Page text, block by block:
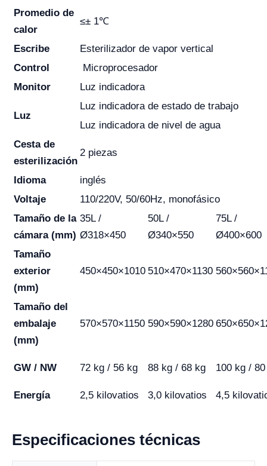
Promedio de
calor
≤± 1℃
Escribe
Esterilizador de vapor vertical
Control
Microprocesador
Monitor
Luz indicadora
Luz
Luz indicadora de estado de trabajo
Luz indicadora de nivel de agua
Cesta de
esterilización
2 piezas
Idioma
inglés
Voltaje
110/220V, 50/60Hz, monofásico
Tamaño de la
cámara (mm)
35L /
Ø318×450
50L /
Ø340×550
75L /
Ø400×600
Tamaño
exterior
(mm)
450×450×1010 510×470×1130
Tamaño del
embalaje
(mm)
570×570×1150 590×590×1280
GW / NW 72 kg / 56 kg 88 kg / 68 kg 100 kg /
Energía 2,5 kilovatios 3,0 kilovatios 4,5
Especificaciones técnicas